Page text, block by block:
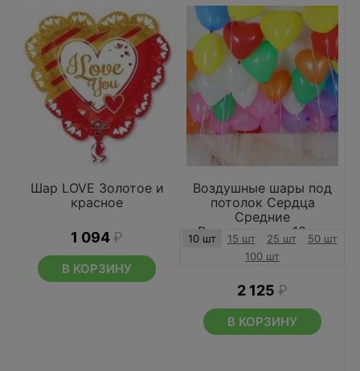
Шар LOVE Золотое и
красное
1 094 ₽
В КОРЗИНУ
Воздушные шары под
потолок Сердца
Средние
Разноцветные 10 шт
10 шт 15 шт 25 шт
50 шт
100 шт
2 125 ₽
В КОРЗИНУ